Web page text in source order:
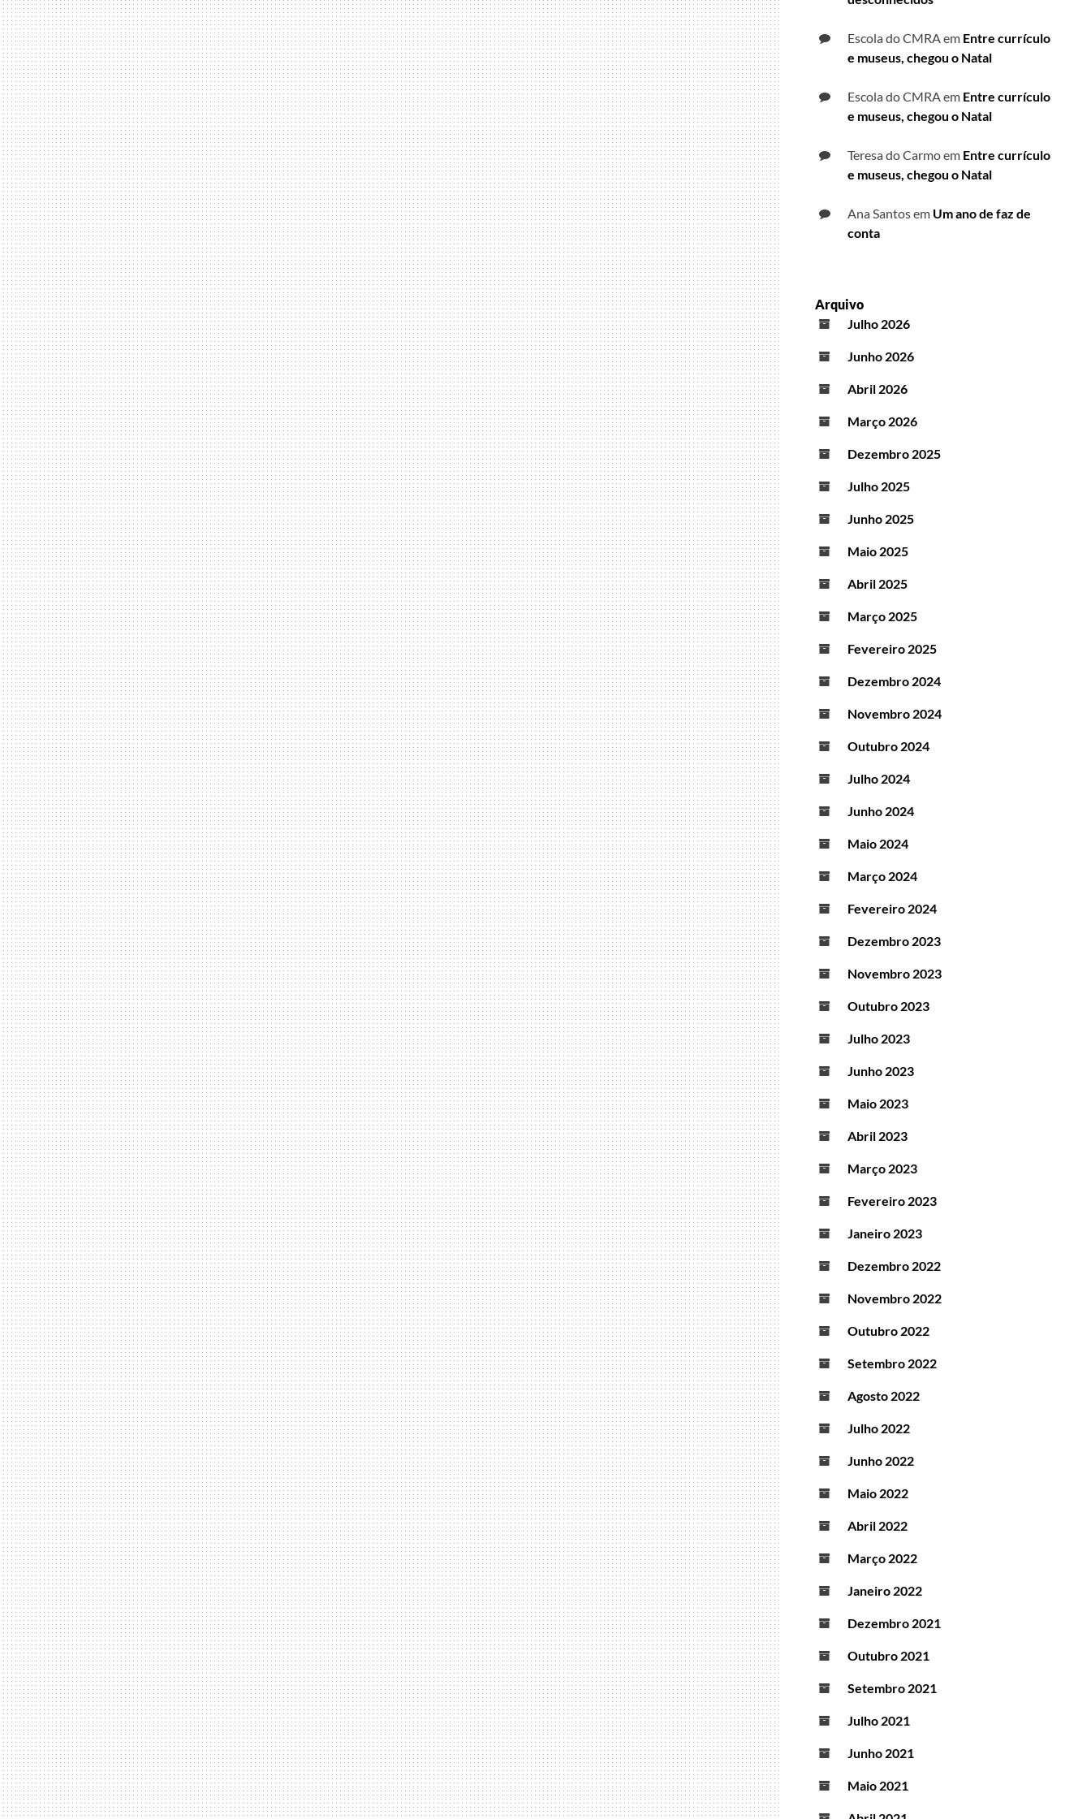
Escola do CMRAem Entre currículo
e museus, chegou o Natal
Escola do CMRAem Entre currículo
e museus, chegou o Natal
Teresa do Carmoem Entre currículo
e museus, chegou o Natal
Ana Santosem Um ano de faz de
conta
Arquivo
Julho 2026
Junho 2026
Abril 2026
Março 2026
Dezembro 2025
Julho 2025
Junho 2025
Maio 2025
Abril 2025
Março 2025
Fevereiro 2025
Dezembro 2024
Novembro 2024
Outubro 2024
Julho 2024
Junho 2024
Maio 2024
Março 2024
Fevereiro 2024
Dezembro 2023
Novembro 2023
Outubro 2023
Julho 2023
Junho 2023
Maio 2023
Abril 2023
Março 2023
Fevereiro 2023
Janeiro 2023
Dezembro 2022
Novembro 2022
Outubro 2022
Setembro 2022
Agosto 2022
Julho 2022
Junho 2022
Maio 2022
Abril 2022
Março 2022
Janeiro 2022
Dezembro 2021
Outubro 2021
Setembro 2021
Julho 2021
Junho 2021
Maio 2021